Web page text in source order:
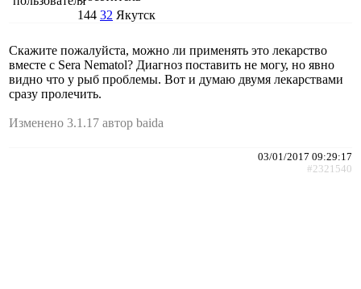
144 32 Якутск
Скажите пожалуйста, можно ли применять это лекарство
вместе с Sera Nematol? Диагноз поставить не могу, но явно
видно что у рыб проблемы. Вот и думаю двумя лекарствами
сразу пролечить.
Изменено 3.1.17 автор baida
03/01/2017 09:29:17
#2321540